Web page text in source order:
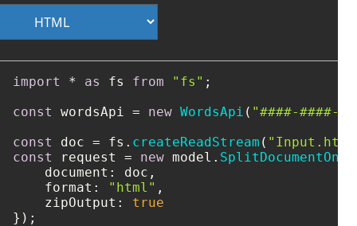
import * as fs from "fs" ;
const
wordsApi = new WordsApi ( "####-####-
const
doc = fs. createReadStream (
const
request = new model.
document : doc,
format : "html" ,
zipOutput : true
});